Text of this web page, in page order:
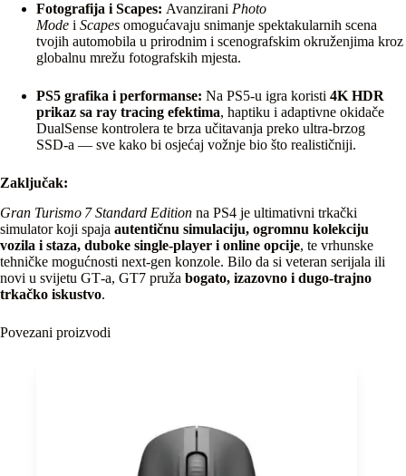
Fotografija i Scapes: Avanzirani Photo
Mode i Scapes omogućavaju snimanje spektakularnih scena
tvojih automobila u prirodnim i scenografskim okruženjima kroz
globalnu mrežu fotografskih mjesta.
PS5 grafika i performanse: Na PS5‑u igra koristi 4K HDR
prikaz sa ray tracing efektima, haptiku i adaptivne okidače
DualSense kontrolera te brza učitavanja preko ultra‑brzog
SSD‑a — sve kako bi osjećaj vožnje bio što realističniji.
Zaključak:
Gran Turismo 7 Standard Edition na PS4 je ultimativni trkački
simulator koji spaja autentičnu simulaciju, ogromnu kolekciju
vozila i staza, duboke single‑player i online opcije, te vrhunske
tehničke mogućnosti next‑gen konzole. Bilo da si veteran serijala ili
novi u svijetu GT‑a, GT7 pruža bogato, izazovno i dugo‑trajno
trkačko iskustvo.
Povezani proizvodi